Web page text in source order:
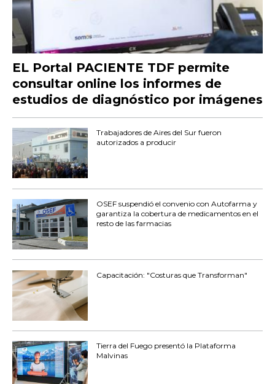
EL Portal PACIENTE TDF permite
consultar online los informes de
estudios de diagnóstico por imágenes
Trabajadores de Aires del Sur fueron
autorizados a producir
OSEF suspendió el convenio con Autofarma y
garantiza la cobertura de medicamentos en el
resto de las farmacias
Capacitación: "Costuras que Transforman"
Tierra del Fuego presentó la Plataforma
Malvinas